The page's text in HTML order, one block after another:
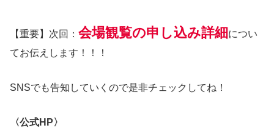
【重要】次回： 会場観覧の申し込み詳細につい
てお伝えします！！！
SNSでも告知していくので是非チェックしてね！
〈公式HP〉